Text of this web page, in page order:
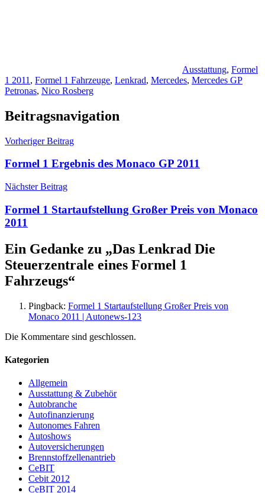
Ausstattung, Formel
1 2011 , Formel 1 Fahrzeuge, Lenkrad, Mercedes, Mercedes GP
Petronas, Nico Rosberg
Beitragsnavigation
Vorheriger Beitrag
Formel 1 Ergebnis des Monaco GP 2011
Nächster Beitrag
Formel 1 Startaufstellung Großer Preis von Monaco
2011
Ein Gedanke zu „Das Lenkrad Die
Steuerzentrale eines Formel 1
Fahrzeugs“
Pingback: Formel 1 Startaufstellung Großer Preis von
Monaco 2011 | Autonews-123
Die Kommentare sind geschlossen.
Kategorien
Allgemein
Ausstattung & Zubehör
Autobranche
Autofinanzierung
Autonomes Fahren
Autoshows
Autoversicherungen
Brennstoffzellenantrieb
CeBIT
Cebit 2012
CeBIT 2014